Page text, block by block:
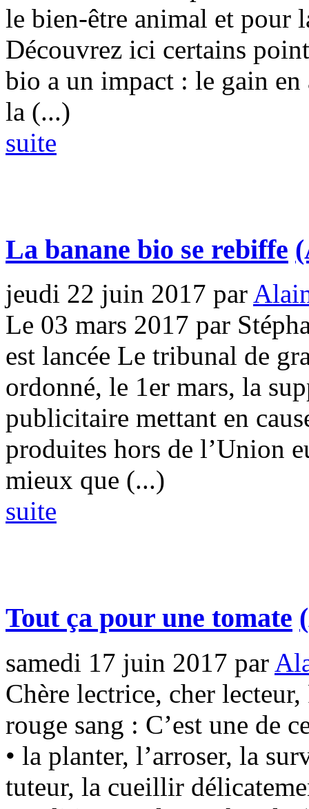
le bien-être animal et pour
Découvrez ici certains
bio a un impact : le gain
la (...)
suite
La banane bio se rebiffe
jeudi 22 juin 2017 par
Le 03 mars 2017 par
est lancée Le tribunal de
ordonné, le 1er mars, la
publicitaire mettant en
produites hors de l’Union
mieux que (...)
suite
Tout ça pour une tomate
samedi 17 juin 2017 par
Chère lectrice, cher
rouge sang : C’est une de
• la planter, l’arroser, la
tuteur, la cueillir